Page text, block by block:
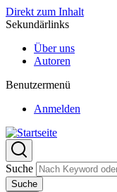
Direkt zum Inhalt
Sekundärlinks
Über uns
Autoren
Benutzermenü
Anmelden
Suche